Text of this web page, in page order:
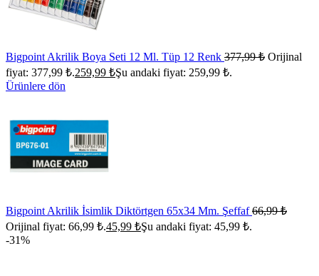
Bigpoint Akrilik Boya Seti 12 Ml. Tüp 12 Renk 377,99₺ Orijinal
fiyat: 377,99 ₺.259,99 ₺Şu andaki fiyat: 259,99 ₺.
Ürünlere dön
Bigpoint Akrilik İsimlik Diktörtgen 65x34 Mm. Şeffaf66,99₺
Orijinal fiyat: 66,99 ₺.45,99 ₺Şu andaki fiyat: 45,99 ₺.
-31%